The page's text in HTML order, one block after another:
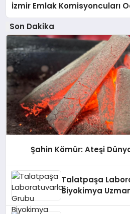
İzmir Emlak Komisyoncuları
Son Dakika
Şahin Kömür: Ateşi
Talatpaşa
Biyokimya